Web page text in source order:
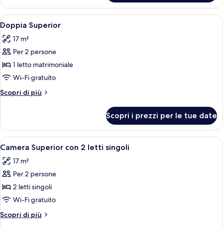
Classic
(with
Sofa
Bed)
Apri
tutte
le
foto
per
Doppia
Superior
Camera d'albergo con un letto, una
5
Doppia Superior
17 m²
Per 2 persone
1 letto matrimoniale
Wi-Fi gratuito
Scopri di più
Altri
Superior
Scopri i prezzi per le tue date
Apri
tutte
le
foto
per
Camera
Superior
con
Una camera d'albergo con due letti,
4
Camera Superior con 2 letti singoli
17 m²
Per 2 persone
2 letti singoli
Wi-Fi gratuito
Scopri di più
Altri